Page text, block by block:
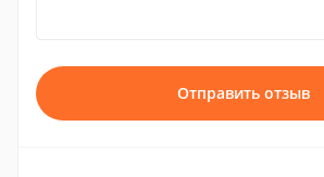
Отправить отзыв